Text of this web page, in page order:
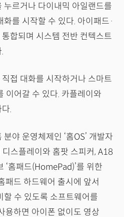
누르거나 다이내믹 아일랜드를
를 시작할 수 있다. 아이패드·
합되며 시스템 전반 컨텍스트
접 대화를 시작하거나 스마트
이어갈 수 있다. 카플레이와
.
야 운영체제인 ‘홈OS’ 개발자
스플레이와 홈팟 스피커, A18
‘홈패드(HomePad)’를 위한
패드 하드웨어 출시에 앞서
할 수 있도록 소프트웨어를
용하면 아이폰 없이도 영상